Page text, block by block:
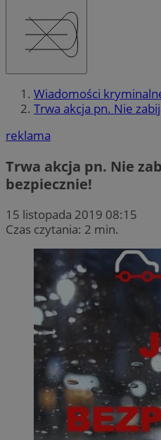
Wiadomości
Trwa akcja pn. Nie
reklama
Trwa akcja pn. Nie
bezpiecznie!
15 listopada 2019 08:15
Czas czytania: 2 min.